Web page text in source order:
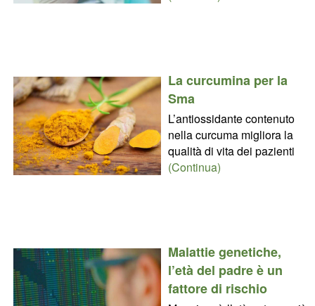
La curcumina per la
Sma
L’antiossidante contenuto
nella curcuma migliora la
qualità di vita dei pazienti
(Continua)
Malattie genetiche,
l’età del padre è un
fattore di rischio